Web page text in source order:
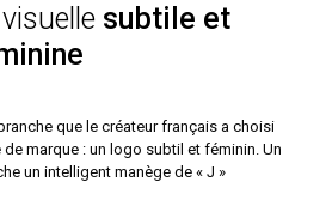
subtile et
que le créateur français a choisi
marque : un logo subtil et féminin. Un
un intelligent manège de « J »